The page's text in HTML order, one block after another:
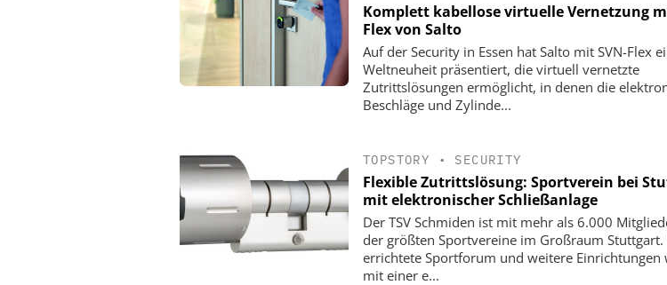
Komplett kabellose virtuelle Vernetzung
Flex von Salto
Auf der Security in Essen hat Salto mit SVN-Flex
Weltneuheit präsentiert, die virtuell vernetzte
Zutrittslösungen ermöglicht, in denen die
Beschläge und Zylinde...
TOPSTORY • SECURITY
Flexible Zutrittslösung: Sportverein bei
mit elektronischer Schließanlage
Der TSV Schmiden ist mit mehr als 6.000
der größten Sportvereine im Großraum Stuttgart.
errichtete Sportforum und weitere Einrichtungen
mit einer e...
HANWHA VISION EUROPE
KI-Videoüberwachung in der Logistik:
Wie Hanwha Vision Sicherheit,
Effizienz und Verlustprävention neu
definiert
SOLUTIONS BERLIN
20 Jahre Ciborius –
Innovation und